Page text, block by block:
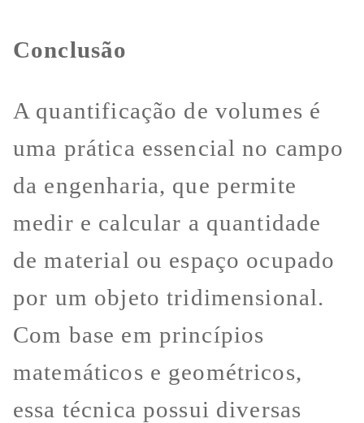
Conclusão
A quantificação de volumes é
uma prática essencial no campo
da engenharia, que permite
medir e calcular a quantidade
de material ou espaço ocupado
por um objeto tridimensional.
Com base em princípios
matemáticos e geométricos,
essa técnica possui diversas